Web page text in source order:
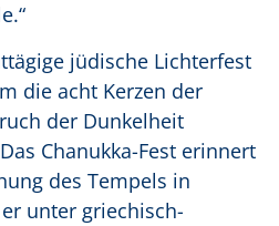
jüdische Lichterfest
die acht Kerzen der
der Dunkelheit
Chanukka-Fest erinnert
des Tempels in
unter griechisch-